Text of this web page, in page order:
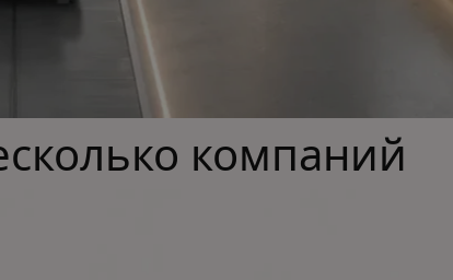
компаний